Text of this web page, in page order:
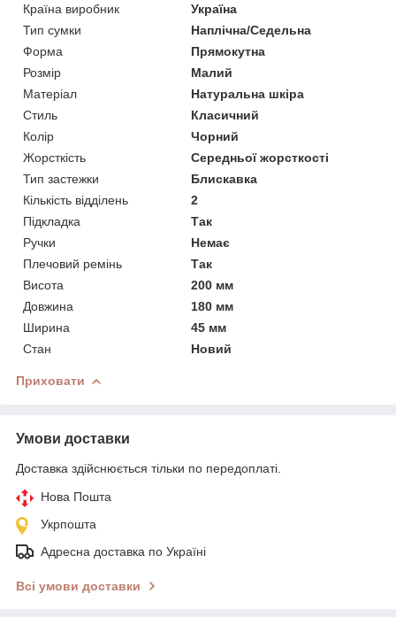
Країна виробник
Україна
Тип сумки
Наплічна/Седельна
Форма
Прямокутна
Розмір
Малий
Матеріал
Натуральна шкіра
Стиль
Класичний
Колір
Чорний
Жорсткість
Середньої жорсткості
Тип застежки
Блискавка
Кількість відділень
2
Підкладка
Так
Ручки
Немає
Плечовий ремінь
Так
Висота
200 мм
Довжина
180 мм
Ширина
45 мм
Стан
Новий
Приховати
Умови доставки
Доставка здійснюється тільки по передоплаті.
Нова Пошта
Укрпошта
Адресна доставка по Україні
Всі умови доставки